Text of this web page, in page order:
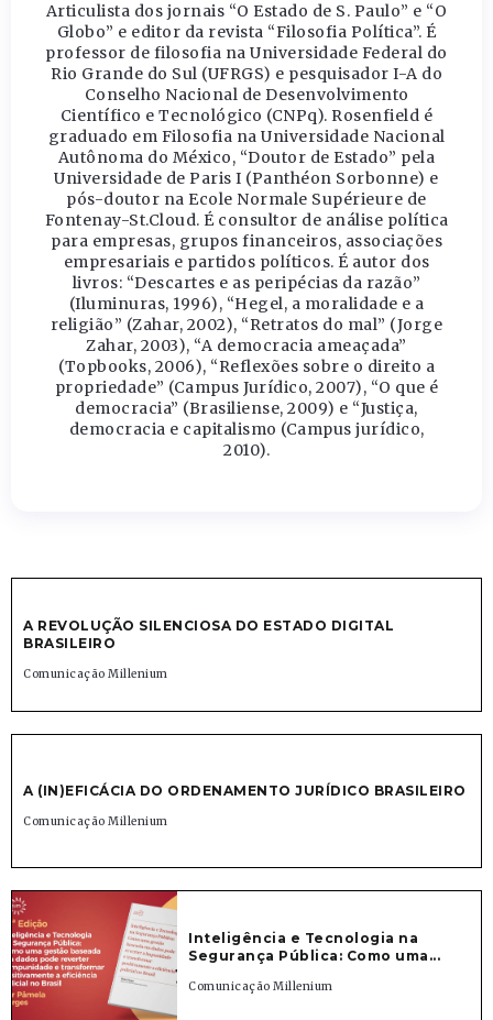
Articulista dos jornais “O Estado de S. Paulo” e “O
Globo” e editor da revista “Filosofia Política”. É
professor de filosofia na Universidade Federal do
Rio Grande do Sul (UFRGS) e pesquisador I-A do
Conselho Nacional de Desenvolvimento
Científico e Tecnológico (CNPq). Rosenfield é
graduado em Filosofia na Universidade Nacional
Autônoma do México, “Doutor de Estado” pela
Universidade de Paris I (Panthéon Sorbonne) e
pós-doutor na Ecole Normale Supérieure de
Fontenay-St.Cloud. É consultor de análise política
para empresas, grupos financeiros, associações
empresariais e partidos políticos. É autor dos
livros: “Descartes e as peripécias da razão”
(Iluminuras, 1996), “Hegel, a moralidade e a
religião” (Zahar, 2002), “Retratos do mal” (Jorge
Zahar, 2003), “A democracia ameaçada”
(Topbooks, 2006), “Reflexões sobre o direito a
propriedade” (Campus Jurídico, 2007), “O que é
democracia” (Brasiliense, 2009) e “Justiça,
democracia e capitalismo (Campus jurídico,
2010).
A REVOLUÇÃO SILENCIOSA DO ESTADO DIGITAL
BRASILEIRO
Comunicação Millenium
A (IN)EFICÁCIA DO ORDENAMENTO JURÍDICO BRASILEIRO
Comunicação Millenium
Inteligência e Tecnologia na
Segurança Pública: Como uma...
Comunicação Millenium